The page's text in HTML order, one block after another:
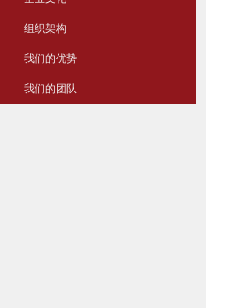
组织架构
我们的优势
我们的团队